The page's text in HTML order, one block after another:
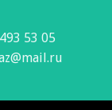
53 05